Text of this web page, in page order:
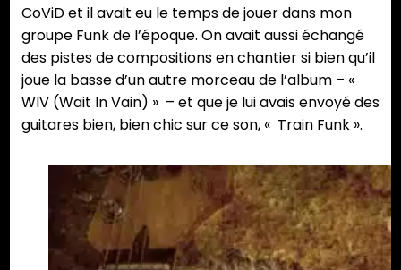
CoViD et il avait eu le temps de jouer dans mon
groupe Funk de l’époque. On avait aussi échangé
des pistes de compositions en chantier si bien qu’il
joue la basse d’un autre morceau de l’album – «
WIV (Wait In Vain) » – et que je lui avais envoyé des
guitares bien, bien chic sur ce son, « Train Funk ».